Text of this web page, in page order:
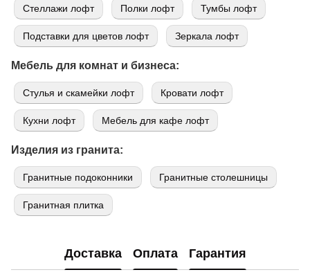
Стеллажи лофт Полки лофт Тумбы лофт
Подставки для цветов лофт Зеркала лофт
Мебель для комнат и бизнеса:
Стулья и скамейки лофт Кровати лофт
Кухни лофт Мебель для кафе лофт
Изделия из гранита:
Гранитные подоконники Гранитные столешницы
Гранитная плитка
Доставка Оплата Гарантия